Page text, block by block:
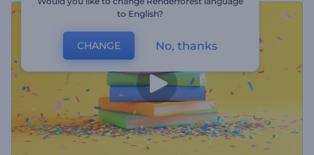
to English?
CHANGE No, thanks